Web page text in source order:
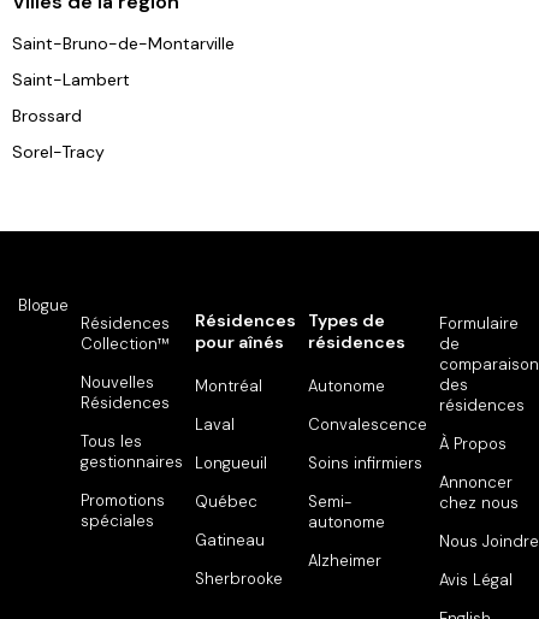
Saint-Bruno-de-Montarville
Saint-Lambert
Brossard
Sorel-Tracy
Blogue
Résidences
Collection™
Nouvelles
Résidences
Tous les
gestionnaires
Promotions
spéciales
Résidences
pour aînés
Montréal
Laval
Longueuil
Québec
Gatineau
Sherbrooke
Types de
résidences
Autonome
Convalescence
Soins infirmiers
Semi-
autonome
Alzheimer
Formulaire
de
comparaison
des
résidences
À Propos
Annoncer
chez nous
Nous Joindre
Avis Légal